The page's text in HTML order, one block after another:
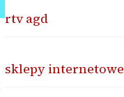
rtv agd
sklepy internetowe